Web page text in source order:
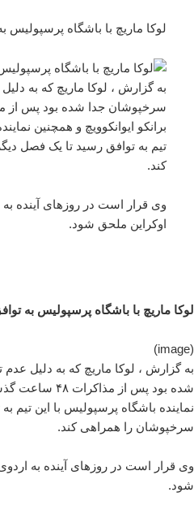
لوکا ماریچ با باشگاه پرسپولیس
به گزارش ، لوکا ماریچ که به
برانکو ایوانکوویچ و همچنین
تیم به توافق رسید تا یک فصل
کند.
وی قرار است در روزهای آینده
اوکراین ملحق شود.
لوکا ماریچ با باشگاه پرسپولیس به
(image)
به گزارش ، لوکا ماریچ که به دلیل
شده بود پس از
نماینده باشگاه پرسپولیس با این تیم
سرخپوشان را همراهی کند.
وی قرار است در روزهای آینده به
شود.